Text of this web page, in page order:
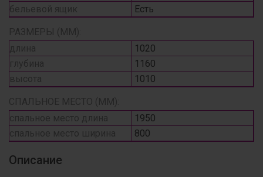
бельевой ящик
Есть
РАЗМЕРЫ (ММ):
длина
1020
глубина
1160
высота
1010
СПАЛЬНОЕ МЕСТО (ММ):
спальное место длина
1950
спальное место ширина
800
Описание